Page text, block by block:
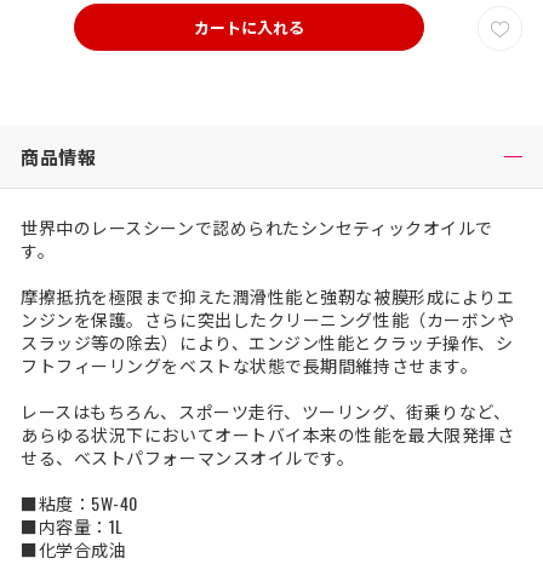
カートに入れる
商品情報
世界中のレースシーンで認められたシンセティックオイルで
す。
摩擦抵抗を極限まで抑えた潤滑性能と強靭な被膜形成によりエ
ンジンを保護。さらに突出したクリーニング性能（カーボンや
スラッジ等の除去）により、エンジン性能とクラッチ操作、シ
フトフィーリングをベストな状態で長期間維持させます。
レースはもちろん、スポーツ走行、ツーリング、街乗りなど、
あらゆる状況下においてオートバイ本来の性能を最大限発揮さ
せる、ベストパフォーマンスオイルです。
■粘度：5W-40
■内容量：1L
■化学合成油